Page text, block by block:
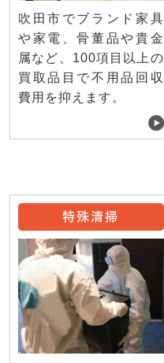
吹田市でブランド家具
や家電、骨董品や貴金
属など、100項目以上の
買取品目で不用品回収
費用を抑えます。
特殊清掃